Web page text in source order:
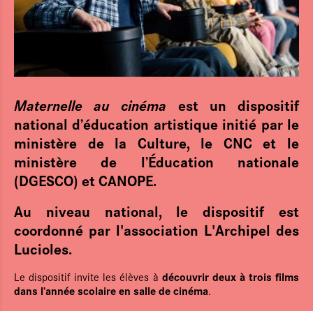
Maternelle au cinéma est un dispositif
national d’éducation artistique initié par le
ministère de la Culture, le CNC et le
ministère de l’Éducation nationale
(DGESCO) et CANOPE.
Au niveau national, le dispositif est
coordonné par l'association L'Archipel des
Lucioles.
Le dispositif invite les élèves à découvrir deux à trois films
dans l’année scolaire en salle de cinéma.